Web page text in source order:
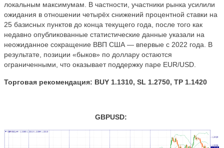
локальным максимумам. В частности, участники рынка усилили
ожидания в отношении четырёх снижений процентной ставки на
25 базисных пунктов до конца текущего года, после того как
недавно опубликованные статистические данные указали на
неожиданное сокращение ВВП США — впервые с 2022 года. В
результате, позиции «быков» по доллару остаются
ограниченными, что оказывает поддержку паре EUR/USD.
Торговая рекомендация: BUY 1.1310, SL 1.2750, TP 1.1420
GBPUSD: